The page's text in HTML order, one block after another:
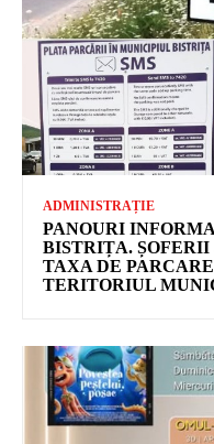
ADMINISTRAȚIE
PANOURI
BISTRIȚA.
TAXA DE
TERITORIUL